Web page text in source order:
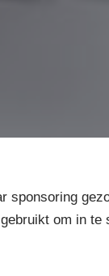
sponsoring
om in te